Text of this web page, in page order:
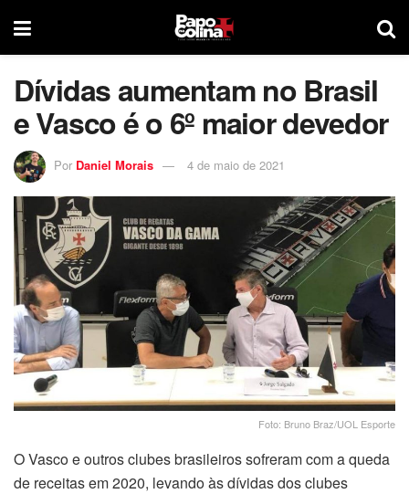
Dívidas aumentam no Brasil
e Vasco é o 6º maior devedor
Por Daniel Morais 4 de maio de 2021
Foto: Bruno Braz/UOL Esporte
O Vasco e outros clubes brasileiros sofreram com a queda
de receitas em 2020, levando às dívidas dos clubes